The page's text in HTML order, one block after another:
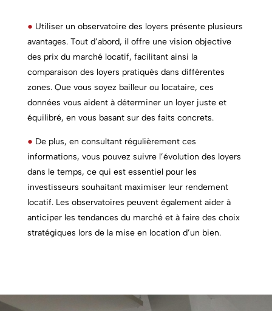
● Utiliser un observatoire des loyers présente plusieurs
avantages. Tout d’abord, il offre une vision objective
des prix du marché locatif, facilitant ainsi la
comparaison des loyers pratiqués dans différentes
zones. Que vous soyez bailleur ou locataire, ces
données vous aident à déterminer un loyer juste et
équilibré, en vous basant sur des faits concrets.
● De plus, en consultant régulièrement ces
informations, vous pouvez suivre l’évolution des loyers
dans le temps, ce qui est essentiel pour les
investisseurs souhaitant maximiser leur rendement
locatif. Les observatoires peuvent également aider à
anticiper les tendances du marché et à faire des choix
stratégiques lors de la mise en location d’un bien.